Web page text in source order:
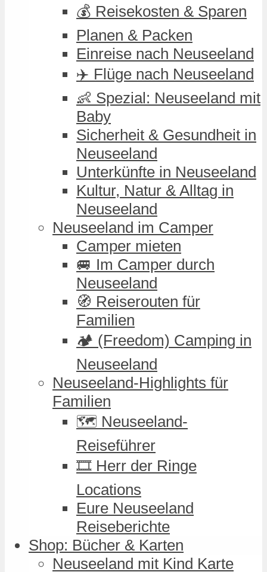
💰 Reisekosten & Sparen
Planen & Packen
Einreise nach Neuseeland
✈️ Flüge nach Neuseeland
👶 Spezial: Neuseeland mit
Baby
Sicherheit & Gesundheit in
Neuseeland
Unterkünfte in Neuseeland
Kultur, Natur & Alltag in
Neuseeland
Neuseeland im Camper
Camper mieten
🚐 Im Camper durch
Neuseeland
🧭 Reiserouten für
Familien
🏕️ (Freedom) Camping in
Neuseeland
Neuseeland-Highlights für
Familien
🗺️ Neuseeland-
Reiseführer
🎞️ Herr der Ringe
Locations
Eure Neuseeland
Reiseberichte
Shop: Bücher & Karten
Neuseeland mit Kind Karte